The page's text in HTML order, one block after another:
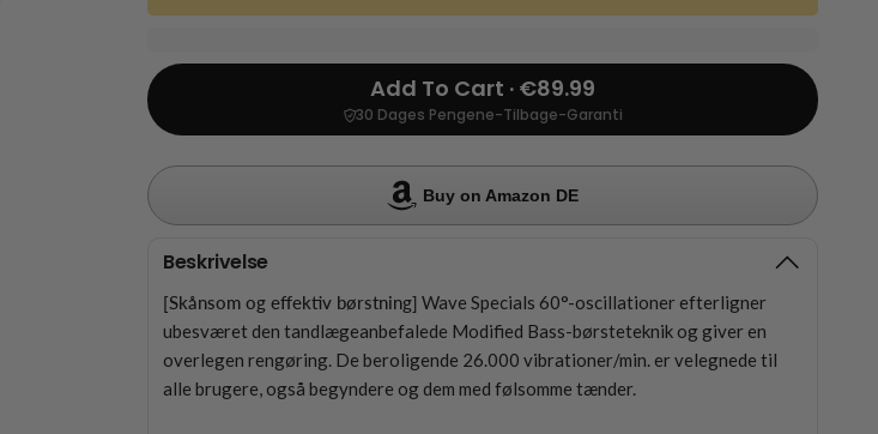
Add To Cart · €89.99
30 Dages Pengene-Tilbage-Garanti
Buy on Amazon DE
Beskrivelse
[Skånsom og effektiv børstning] Wave Specials 60°-oscillationer efterligner
ubesværet den tandlægeanbefalede Modified Bass-børsteteknik og giver en
overlegen rengøring. De beroligende 26.000 vibrationer/min. er velegnede til
alle brugere, også begyndere og dem med følsomme tænder.